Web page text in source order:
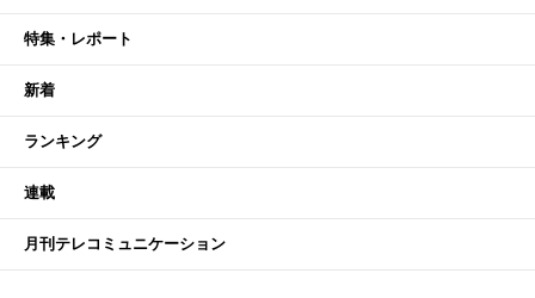
特集・レポート
新着
ランキング
連載
月刊テレコミュニケーション